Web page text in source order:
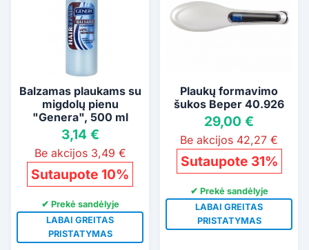
Balzamas plaukams su
migdolų pienu
"Genera", 500 ml
3,14 €
Be akcijos 3,49 €
Sutaupote 10%
✔ Prekė sandėlyje
LABAI GREITAS
PRISTATYMAS
Plaukų formavimo
šukos Beper 40.926
29,00 €
Be akcijos 42,27 €
Sutaupote 31%
✔ Prekė sandėlyje
LABAI GREITAS
PRISTATYMAS